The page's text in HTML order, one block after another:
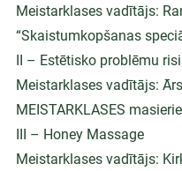
Meistarklases vadītājs:
“Skaistumkopšanas
II – Estētisko problēmu
Meistarklases vadītājs:
MEISTARKLASES
III – Honey Massage
Meistarklases vadītājs: